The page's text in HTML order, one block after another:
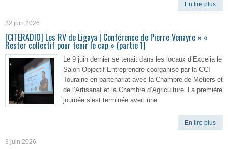
En lire plus
22 juin 2026
[CITERADIO] Les RV de Ligaya | Conférence de Pierre Venayre « «
Rester collectif pour tenir le cap » (partie 1)
Le 9 juin dernier se tenait dans les locaux d’Excelia le
Salon Objectif Entreprendre coorganisé par la CCI
Touraine en partenariat avec la Chambre de Métiers et
de l’Artisanat et la Chambre d’Agriculture. La première
journée s’est terminée avec une
En lire plus
3 juin 2026